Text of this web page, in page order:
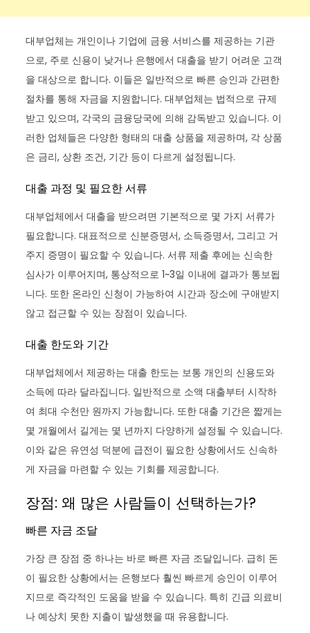
대부업체는 개인이나 기업에 금융 서비스를 제공하는 기관
으로, 주로 신용이 낮거나 은행에서 대출을 받기 어려운 고객
을 대상으로 합니다. 이들은 일반적으로 빠른 승인과 간편한
절차를 통해 자금을 지원합니다. 대부업체는 법적으로 규제
받고 있으며, 각국의 금융당국에 의해 감독받고 있습니다. 이
러한 업체들은 다양한 형태의 대출 상품을 제공하며, 각 상품
은 금리, 상환 조건, 기간 등이 다르게 설정됩니다.
대출 과정 및 필요한 서류
대부업체에서 대출을 받으려면 기본적으로 몇 가지 서류가
필요합니다. 대표적으로 신분증명서, 소득증명서, 그리고 거
주지 증명이 필요할 수 있습니다. 서류 제출 후에는 신속한
심사가 이루어지며, 통상적으로 1~3일 이내에 결과가 통보됩
니다. 또한 온라인 신청이 가능하여 시간과 장소에 구애받지
않고 접근할 수 있는 장점이 있습니다.
대출 한도와 기간
대부업체에서 제공하는 대출 한도는 보통 개인의 신용도와
소득에 따라 달라집니다. 일반적으로 소액 대출부터 시작하
여 최대 수천만 원까지 가능합니다. 또한 대출 기간은 짧게는
몇 개월에서 길게는 몇 년까지 다양하게 설정될 수 있습니다.
이와 같은 유연성 덕분에 급전이 필요한 상황에서도 신속하
게 자금을 마련할 수 있는 기회를 제공합니다.
장점: 왜 많은 사람들이 선택하는가?
빠른 자금 조달
가장 큰 장점 중 하나는 바로 빠른 자금 조달입니다. 급히 돈
이 필요한 상황에서는 은행보다 훨씬 빠르게 승인이 이루어
지므로 즉각적인 도움을 받을 수 있습니다. 특히 긴급 의료비
나 예상치 못한 지출이 발생했을 때 유용합니다.